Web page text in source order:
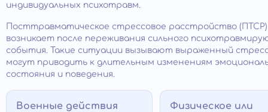
индивидуальных психотравм.
Посттравматическое стрессовое расстройство (ПТСР)
возникает после переживания сильного
события. Такие ситуации вызывают выраженный
могут приводить к длительным изменениям
состояния и поведения.
Военные действия
Физическое или